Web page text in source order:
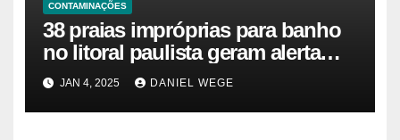
CONTAMINAÇÕES
38 praias impróprias para banho
no litoral paulista geram alerta
ambiental e de saúde pública
JAN 4, 2025 DANIEL WEGE